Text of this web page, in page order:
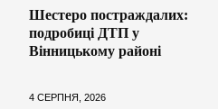
Шестеро постраждалих:
подробиці ДТП у
Вінницькому районі
4 СЕРПНЯ, 2026